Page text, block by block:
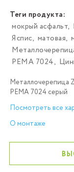
Теги продукта:
мокрый асфальт,
Яспис, матовая,
РЕМА 7024,
Металлочерепица
РЕМА 7024 серый
Посмотреть все
О монтаже